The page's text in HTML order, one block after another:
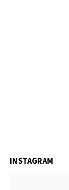
INSTAGRAM